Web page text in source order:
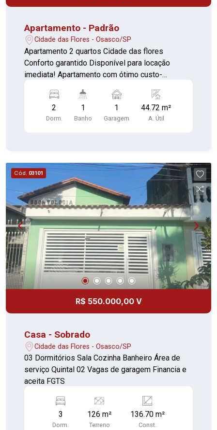
Apartamento - Padrão
Cidade das Flores - Osasco/SP
Apartamento 2 quartos Cidade das flores
Conforto garantido Disponível para locação
imediata! Apartamento com ótimo custo-
família. 2 Quartos Sala com Gabinete Cozinha
Área de serviço ( fechada) 1 Banheiro com box 1
vaga de Garagem coberta Custo acessível
com um bom preço. Agende sua visita e
confirme!
2
Dorm.
1
Banho
1
Garagem
44.72 m²
A. Útil
Cód. 03101
R$ 550.000,00 V
Casa - Sobrado
Cidade das Flores - Osasco/SP
03 Dormitórios Sala Cozinha Banheiro Área de
serviço Quintal 02 Vagas de garagem Financia e
aceita FGTS
3
Dorm.
126 m²
Terreno
136.70 m²
Const.